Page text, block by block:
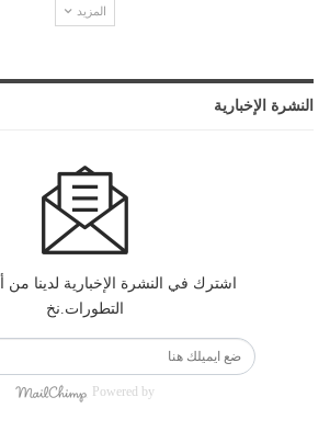
المزيد
النشرة الإخبارية
اشترك في النشرة الإخبارية لدينا من
التطورات.نخ
Powered by